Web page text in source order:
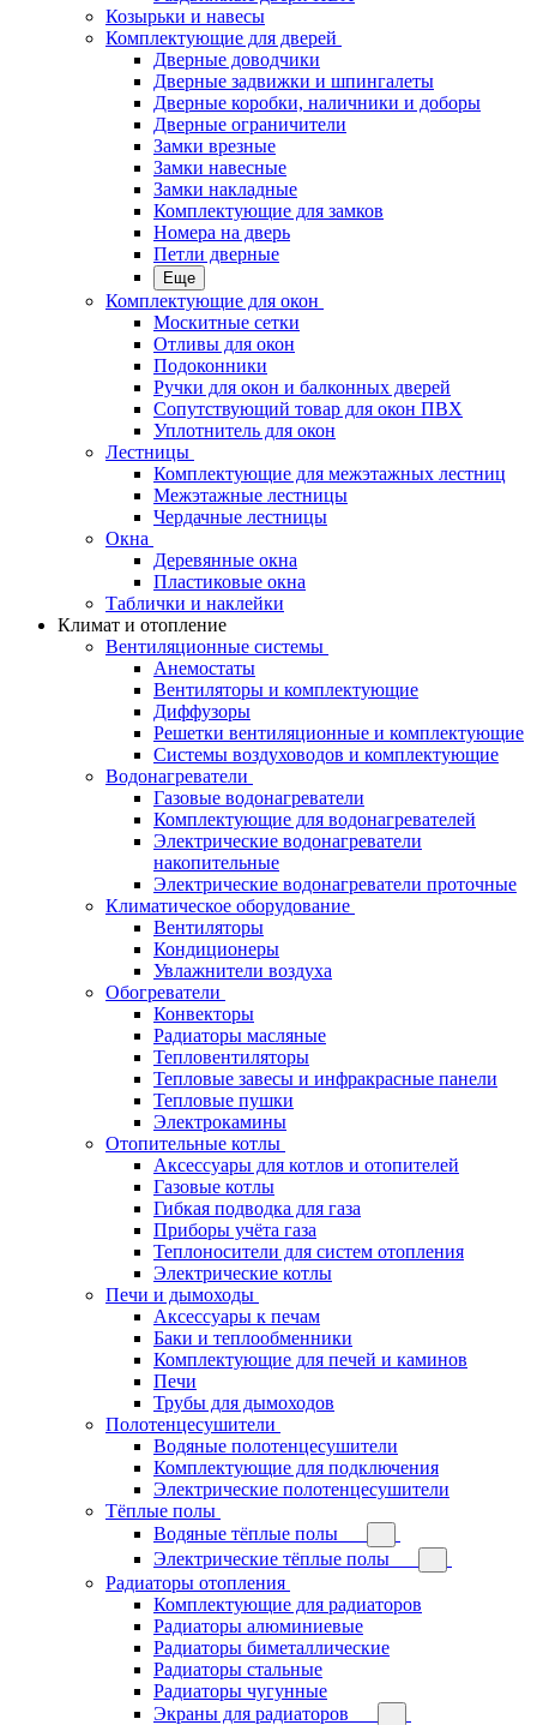
Козырьки и навесы
Комплектующие для дверей
Дверные доводчики
Дверные задвижки и шпингалеты
Дверные коробки, наличники и доборы
Дверные ограничители
Замки врезные
Замки навесные
Замки накладные
Комплектующие для замков
Номера на дверь
Петли дверные
Еще
Комплектующие для окон
Москитные сетки
Отливы для окон
Подоконники
Ручки для окон и балконных дверей
Сопутствующий товар для окон ПВХ
Уплотнитель для окон
Лестницы
Комплектующие для межэтажных лестниц
Межэтажные лестницы
Чердачные лестницы
Окна
Деревянные окна
Пластиковые окна
Таблички и наклейки
Климат и отопление
Вентиляционные системы
Анемостаты
Вентиляторы и комплектующие
Диффузоры
Решетки вентиляционные и комплектующие
Системы воздуховодов и комплектующие
Водонагреватели
Газовые водонагреватели
Комплектующие для водонагревателей
Электрические водонагреватели
накопительные
Электрические водонагреватели проточные
Климатическое оборудование
Вентиляторы
Кондиционеры
Увлажнители воздуха
Обогреватели
Конвекторы
Радиаторы масляные
Тепловентиляторы
Тепловые завесы и инфракрасные панели
Тепловые пушки
Электрокамины
Отопительные котлы
Аксессуары для котлов и отопителей
Газовые котлы
Гибкая подводка для газа
Приборы учёта газа
Теплоносители для систем отопления
Электрические котлы
Печи и дымоходы
Аксессуары к печам
Баки и теплообменники
Комплектующие для печей и каминов
Печи
Трубы для дымоходов
Полотенцесушители
Водяные полотенцесушители
Комплектующие для подключения
Электрические полотенцесушители
Тёплые полы
Водяные тёплые полы
Электрические тёплые полы
Радиаторы отопления
Комплектующие для радиаторов
Радиаторы алюминиевые
Радиаторы биметаллические
Радиаторы стальные
Радиаторы чугунные
Экраны для радиаторов